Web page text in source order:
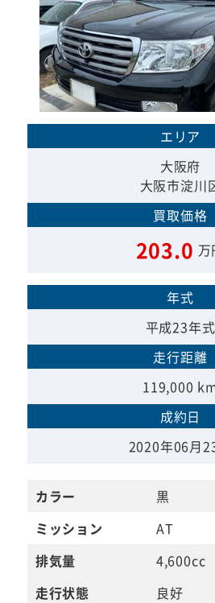
エリア
大阪府
大阪市淀川
買取価格
203.0 万
年式
平成23年式
走行距離
119,000
成約日
2020年06月
カラー
黒
ミッション
AT
排気量
4,600cc
走行状態
良好